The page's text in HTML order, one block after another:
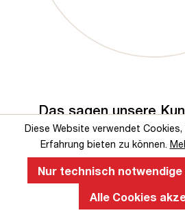
Das sagen unsere
Service-
Diese Website verwendet
Erfahrung bieten zu können.
Nur technisch notwendige
Alle Cookies